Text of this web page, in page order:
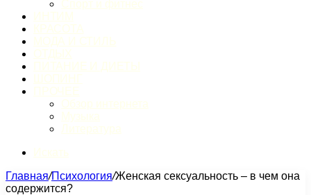
Главная/Психология/Женская сексуальность – в чем она
содержится?